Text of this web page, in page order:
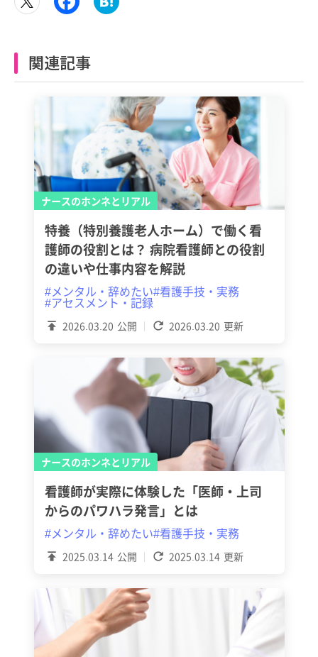
関連記事
ナースのホンネとリアル
2026.03.20 公開 2026.03.20 更新
特養（特別養護老人ホーム）で働く看
護師の役割とは？ 病院看護師との役割
の違いや仕事内容を解説
#メンタル・辞めたい#看護手技・実務
#アセスメント・記録
ナースのホンネとリアル
2025.03.14 公開 2025.03.14 更新
看護師が実際に体験した「医師・上司
からのパワハラ発言」とは
#メンタル・辞めたい#看護手技・実務